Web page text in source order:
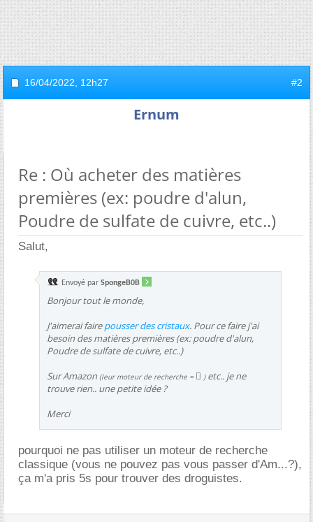
16/04/2022, 12h27 #2
Ernum
Re : Où acheter des matières
premières (ex: poudre d'alun,
Poudre de sulfate de cuivre, etc..)
Salut,
Envoyé par SpongeB0B
Bonjour tout le monde,
J'aimerai fairepousser des cristaux. Pour ce faire j'ai
besoin des matières premières (ex: poudre d'alun,
Poudre de sulfate de cuivre, etc..)
Sur Amazon (leur moteur de recherche = ) etc.. je ne
trouve rien.. une petite idée ?
Merci
pourquoi ne pas utiliser un moteur de recherche
classique (vous ne pouvez pas vous passer d'Am...?),
ça m'a pris 5s pour trouver des droguistes.